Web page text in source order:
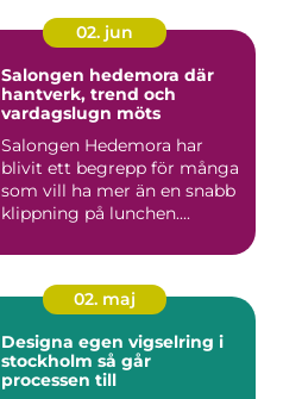
02. jun
Salongen hedemora där
hantverk, trend och
vardagslugn möts
Salongen Hedemora har
blivit ett begrepp för många
som vill ha mer än en snabb
klippning på lunchen....
02. maj
Designa egen vigselring i
stockholm så går
processen till